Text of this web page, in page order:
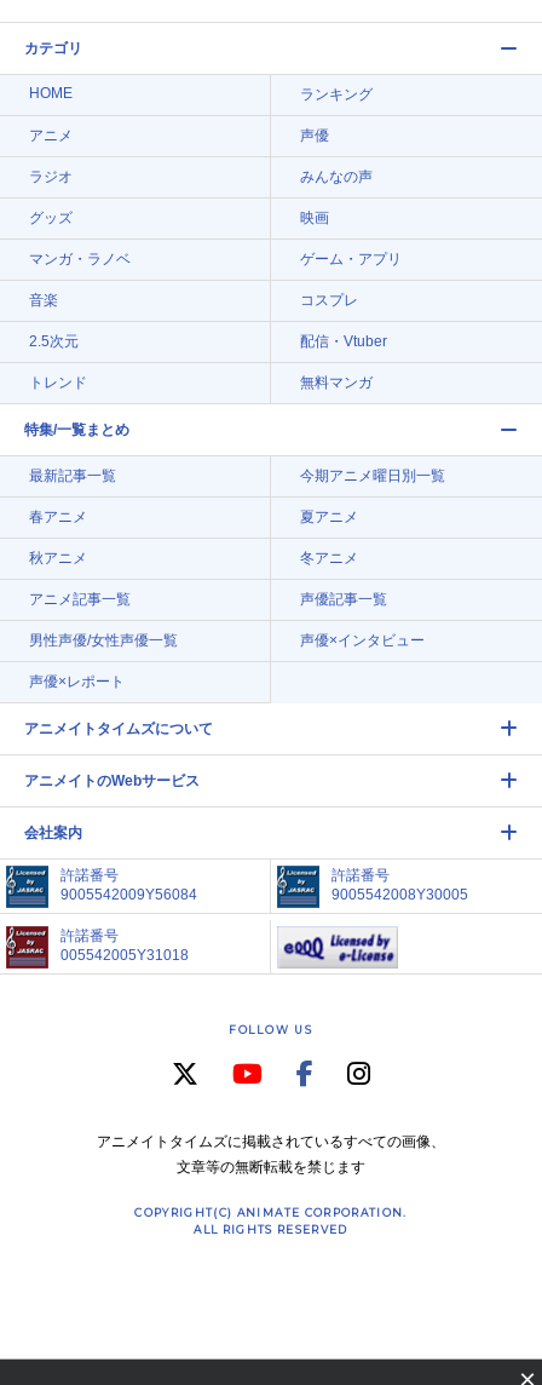
カテゴリ
HOME ランキング
アニメ 声優
ラジオ みんなの声
グッズ 映画
マンガ・ラノベ ゲーム・アプリ
音楽 コスプレ
2.5次元 配信・Vtuber
トレンド 無料マンガ
特集/一覧まとめ
最新記事一覧 今期アニメ曜日別一覧
春アニメ 夏アニメ
秋アニメ 冬アニメ
アニメ記事一覧 声優記事一覧
男性声優/女性声優一覧 声優×インタビュー
声優×レポート
アニメイトタイムズについて
アニメイトのWebサービス
会社案内
許諾番号
9005542009Y56084
許諾番号
9005542008Y30005
許諾番号
005542005Y31018
FOLLOW US
アニメイトタイムズに掲載されているすべての画像、
文章等の無断転載を禁じます
COPYRIGHT(C) ANIMATE CORPORATION.
ALL RIGHTS RESERVED